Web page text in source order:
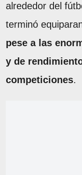
alrededor del
terminó
pese a las
y de
competiciones.